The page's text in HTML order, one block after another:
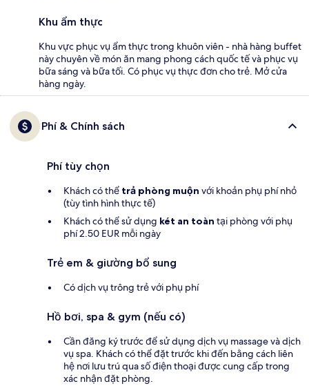
Khu ẩm thực
Khu vực phục vụ ẩm thực trong khuôn viên - nhà hàng buffet
này chuyên về món ăn mang phong cách quốc tế và phục vụ
bữa sáng và bữa tối. Có phục vụ thực đơn cho trẻ. Mở cửa
hàng ngày.
Phí & Chính sách
Phí tùy chọn
Khách có thể trả phòng muộn với khoản phụ phí nhỏ
(tùy tình hình thực tế)
Khách có thể sử dụng két an toàn tại phòng với phụ
phí 2.50 EUR mỗi ngày
Trẻ em & giường bổ sung
Có dịch vụ trông trẻ với phụ phí
Hồ bơi, spa & gym (nếu có)
Cần đăng ký trước để sử dụng dịch vụ massage và dịch
vụ spa. Khách có thể đặt trước khi đến bằng cách liên
hệ nơi lưu trú qua số điện thoại được cung cấp trong
xác nhận đặt phòng.